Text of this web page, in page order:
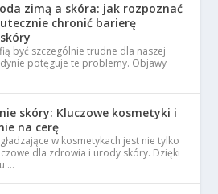
zimą a skóra: jak rozpoznać
chronić barierę
być szczególnie trudne dla naszej
potęguje te problemy. Objawy
skóry: Kluczowe kosmetyki i
na cerę
w kosmetykach jest nie tylko
dla zdrowia i urody skóry. Dzięki
…